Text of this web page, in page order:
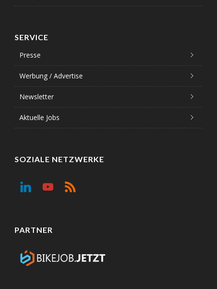
SERVICE
Presse
Werbung / Advertise
Newsletter
Aktuelle Jobs
SOZIALE NETZWERKE
PARTNER